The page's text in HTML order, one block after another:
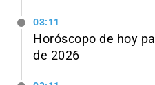
03:11
Horóscopo de hoy
de 2026